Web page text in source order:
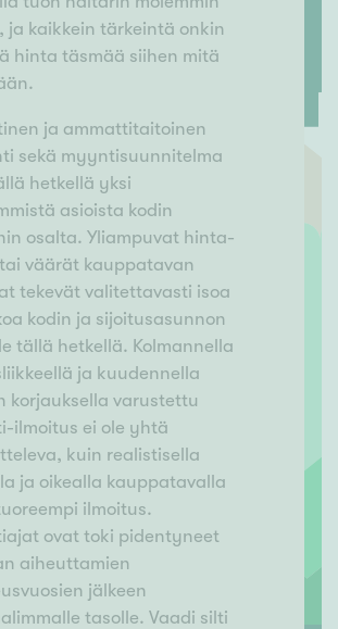
ja kaikkein tärkeintä onkin
hinta täsmää siihen mitä
ja ammattitaitoinen
sekä myyntisuunnitelma
hetkellä yksi
asioista kodin
osalta. Yliampuvat hinta-
väärät kauppatavan
tekevät valitettavasti isoa
kodin ja sijoitusasunnon
tällä hetkellä. Kolmannella
ja kuudennella
korjauksella varustettu
ilmoitus ei ole yhtä
kuin realistisella
ja oikealla kauppatavalla
ilmoitus.
ovat toki pidentyneet
aiheuttamien
jälkeen
tasolle. Vaadi silti